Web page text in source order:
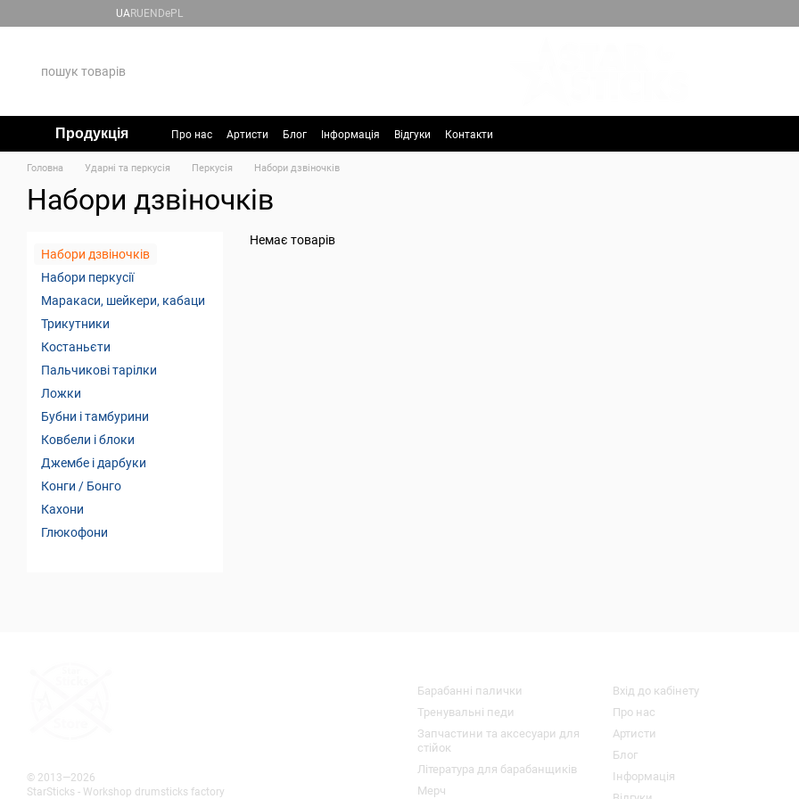
Перейти до основного контенту
UARU EN DePL
Продукція Про нас Артисти Блог Інформація Відгуки Контакти
Головна Ударні та перкусія Перкусія Набори дзвіночків
Набори дзвіночків
Немає товарів
Набори дзвіночків
Набори перкусії
Маракаси, шейкери, кабаци
Трикутники
Костаньєти
Пальчикові тарілки
Ложки
Бубни і тамбурини
Ковбели і блоки
Джембе і дарбуки
Конги / Бонго
Кахони
Глюкофони
© 2013—2026
StarSticks - Workshop drumsticks factory
Барабанні палички
Тренувальні педи
Запчастини та аксесуари для
стійок
Література для барабанщиків
Мерч
Вхід до кабінету
Про нас
Артисти
Блог
Інформація